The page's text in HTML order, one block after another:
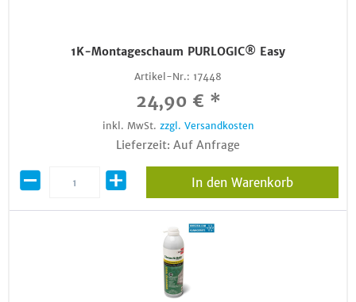
1K-Montageschaum PURLOGIC® Easy
Artikel-Nr.: 17448
24,90 € *
inkl. MwSt. zzgl. Versandkosten
Lieferzeit: Auf Anfrage
In den Warenkorb